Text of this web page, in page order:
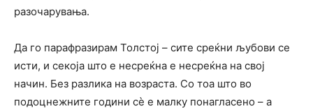
разочарувања.
Да го парафразирам Толстој – сите среќни љубови се
исти, и секоја што е несреќна е несреќна на свој
начин. Без разлика на возраста. Со тоа што во
подоцнежните години сè е малку понагласено – а